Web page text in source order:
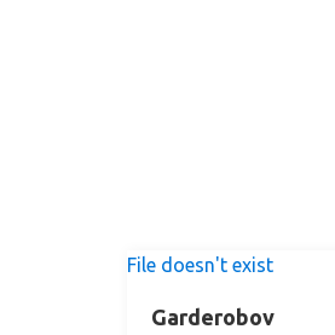
File doesn't exist
Garderobov